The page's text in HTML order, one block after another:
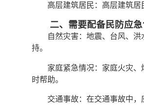
高层建筑居民：高层建筑
二、需要配备民防应
自然灾害：地震、台风、
持。
家庭紧急情况：家庭火灾
时帮助。
交通事故：在交通事故中